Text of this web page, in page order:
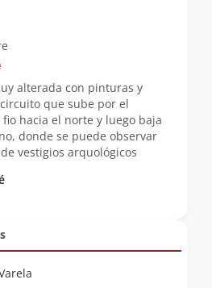
alterada con pinturas y
que sube por el
hacia el norte y luego baja
donde se puede observar
vestigios arquológicos